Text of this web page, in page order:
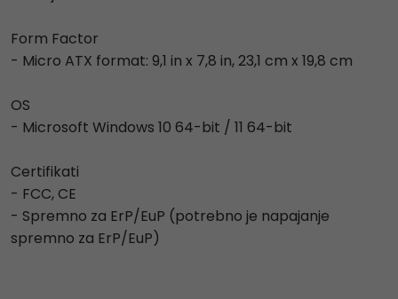
Form Factor
- Micro ATX format: 9,1 in x 7,8 in, 23,1 cm x 19,8 cm
OS
- Microsoft Windows 10 64-bit / 11 64-bit
Certifikati
- FCC, CE
- Spremno za ErP/EuP (potrebno je napajanje
spremno za ErP/EuP)